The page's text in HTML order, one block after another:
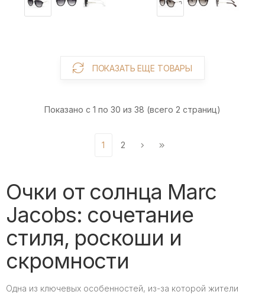
ПОКАЗАТЬ ЕЩЕ ТОВАРЫ
Показано с 1 по 30 из 38 (всего 2 страниц)
1 2
Очки от солнца Marc
Jacobs: сочетание
стиля, роскоши и
скромности
Одна из ключевых особенностей, из-за которой жители